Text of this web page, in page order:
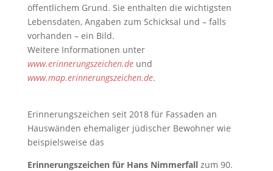
öffentlichem Grund. Sie enthalten die wichtigsten
Lebensdaten, Angaben zum Schicksal und – falls
vorhanden – ein Bild.
Weitere Informationen unter
www.erinnerungszeichen.deund
www.map.erinnerungszeichen.de.
Erinnerungszeichen seit 2018 für Fassaden an
Hauswänden ehemaliger jüdischer Bewohner wie
beispielsweise das
Erinnerungszeichen für Hans Nimmerfallzum 90.